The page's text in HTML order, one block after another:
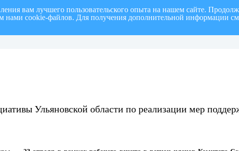
Ульяновской области по реализации мер
вам лучшего пользовательского опыта на нашем сайте.
нами cookie-файлов. Для получения дополнительной информации